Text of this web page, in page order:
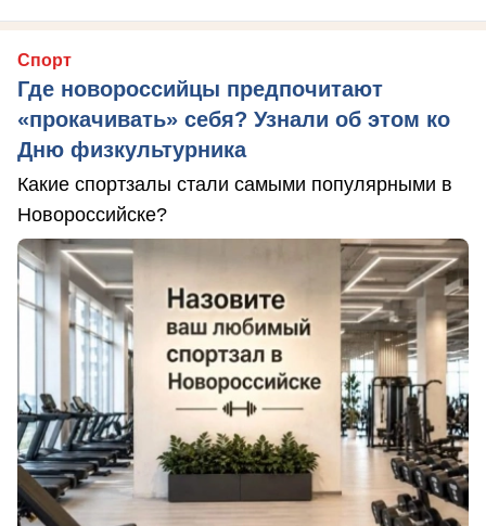
Спорт
Где новороссийцы предпочитают
«прокачивать» себя? Узнали об этом ко
Дню физкультурника
Какие спортзалы стали самыми популярными в
Новороссийске?